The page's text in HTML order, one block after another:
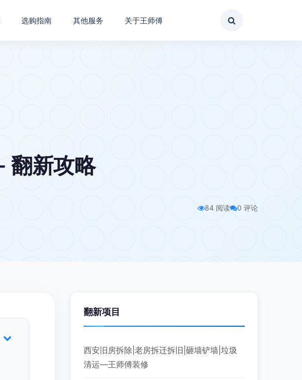
选购指南 其他服务 关于王师傅
翻新攻略
84 阅读 0 评论
翻新项目
西安旧房拆除|老房拆迁拆旧|砸墙铲墙|垃圾
清运—王师傅装修